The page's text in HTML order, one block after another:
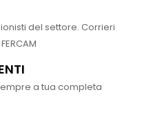
del settore. Corrieri
a tua completa